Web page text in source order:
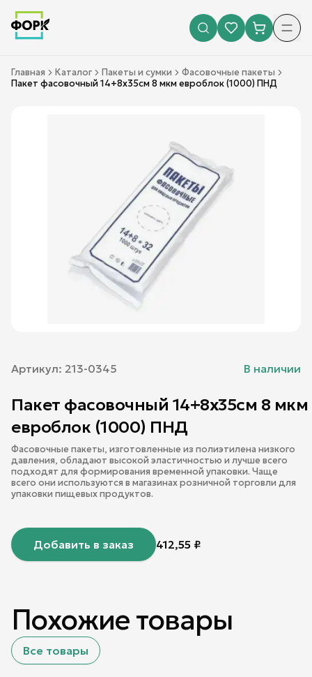
Главная Каталог Пакеты и сумки
Фасовочные пакеты
Пакет фасовочный 14+8х35см 8 мкм евроблок (1000) ПНД
Артикул: 213-0345 В наличии
Пакет фасовочный 14+8х35см 8 мкм
евроблок (1000) ПНД
Фасовочные пакеты, изготовленные из полиэтилена низкого
давления, обладают высокой эластичностью и лучше всего
подходят для формирования временной упаковки. Чаще
всего они используются в магазинах розничной торговли для
упаковки пищевых продуктов.
Добавить в заказ 412,55 ₽
Похожие товары
Все товары